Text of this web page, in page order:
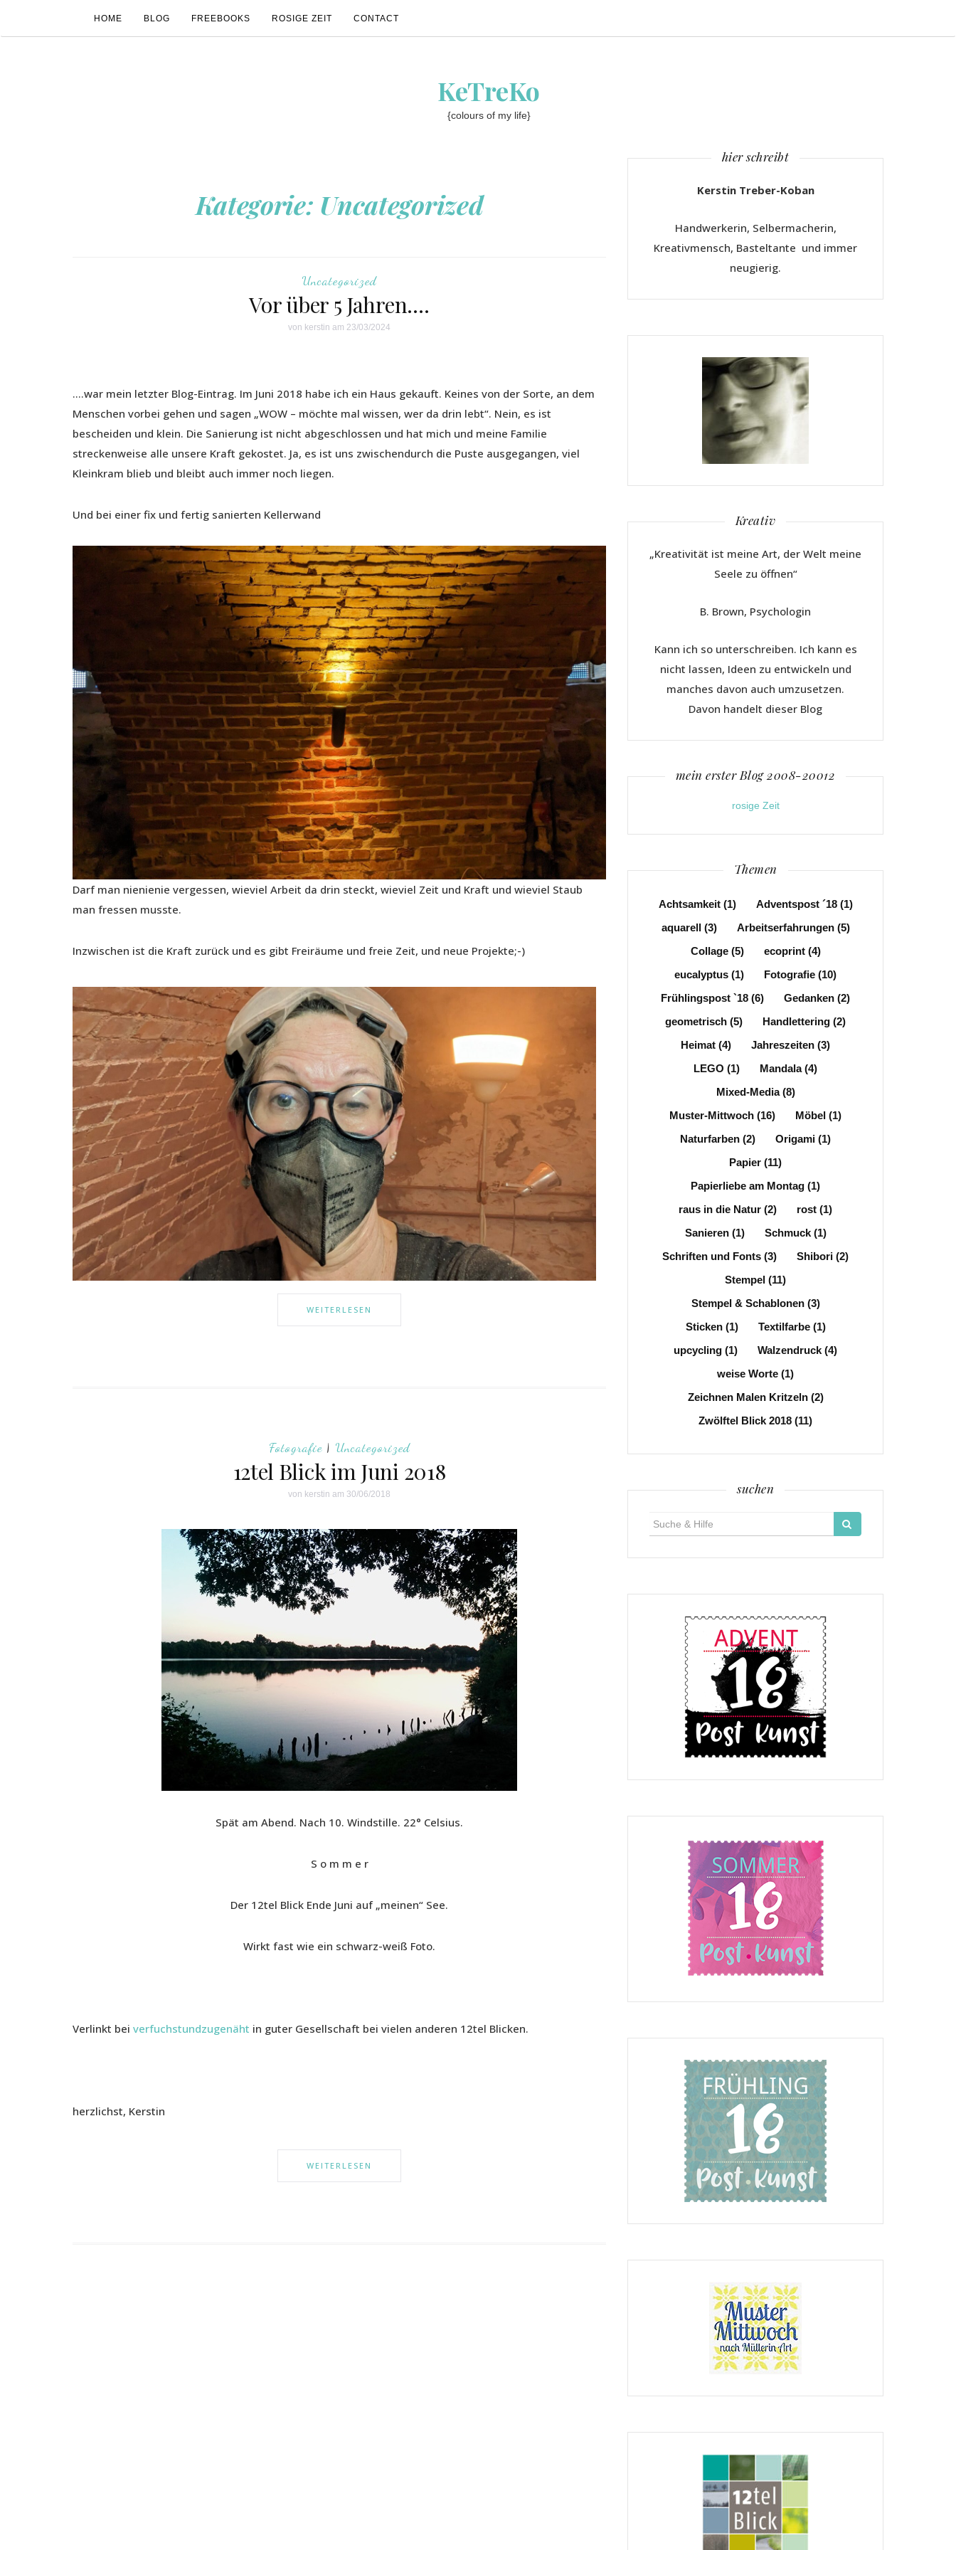
HOME BLOG FREEBOOKS ROSIGE ZEIT CONTACT
KeTreKo
{colours of my life}
Kategorie: Uncategorized
Uncategorized
Vor über 5 Jahren….
von kerstin am 23/03/2024
….war mein letzter Blog-Eintrag. Im Juni 2018 habe ich ein Haus gekauft. Keines von der Sorte, an dem
Menschen vorbei gehen und sagen „WOW – möchte mal wissen, wer da drin lebt“. Nein, es ist
bescheiden und klein. Die Sanierung ist nicht abgeschlossen und hat mich und meine Familie
streckenweise alle unsere Kraft gekostet. Ja, es ist uns zwischendurch die Puste ausgegangen, viel
Kleinkram blieb und bleibt auch immer noch liegen.
Und bei einer fix und fertig sanierten Kellerwand
Darf man nienienie vergessen, wieviel Arbeit da drin steckt, wieviel Zeit und Kraft und wieviel Staub
man fressen musste.
Inzwischen ist die Kraft zurück und es gibt Freiräume und freie Zeit, und neue Projekte;-)
WEITERLESEN
Fotografie| Uncategorized
12tel Blick im Juni 2018
von kerstin am 30/06/2018
Spät am Abend. Nach 10. Windstille. 22° Celsius.
S o m m e r
Der 12tel Blick Ende Juni auf „meinen“ See.
Wirkt fast wie ein schwarz-weiß Foto.
Verlinkt bei verfuchstundzugenäht in guter Gesellschaft bei vielen anderen 12tel Blicken.
herzlichst, Kerstin
WEITERLESEN
hier schreibt
Kerstin Treber-Koban
Handwerkerin, Selbermacherin,
Kreativmensch, Basteltante und immer
neugierig.
Kreativ
„Kreativität ist meine Art, der Welt meine
Seele zu öffnen“
B. Brown, Psychologin
Kann ich so unterschreiben. Ich kann es
nicht lassen, Ideen zu entwickeln und
manches davon auch umzusetzen.
Davon handelt dieser Blog
mein erster Blog 2008-20012
rosige Zeit
Themen
Achtsamkeit(1) Adventspost ´18(1)
aquarell(3) Arbeitserfahrungen(5)
Collage(5) ecoprint(4)
eucalyptus (1) Fotografie (10)
Frühlingspost `18 (6) Gedanken (2)
geometrisch (5) Handlettering (2)
Heimat (4) Jahreszeiten (3)
LEGO (1) Mandala(4)
Mixed-Media(8)
Muster-Mittwoch (16) Möbel (1)
Naturfarben (2) Origami (1)
Papier (11)
Papierliebe am Montag (1)
raus in die Natur (2) rost (1)
Sanieren(1) Schmuck(1)
Schriften und Fonts (3) Shibori (2)
Stempel (11)
Stempel & Schablonen(3)
Sticken(1) Textilfarbe(1)
upcycling (1) Walzendruck (4)
weise Worte (1)
Zeichnen Malen Kritzeln(2)
Zwölftel Blick 2018 (11)
suchen